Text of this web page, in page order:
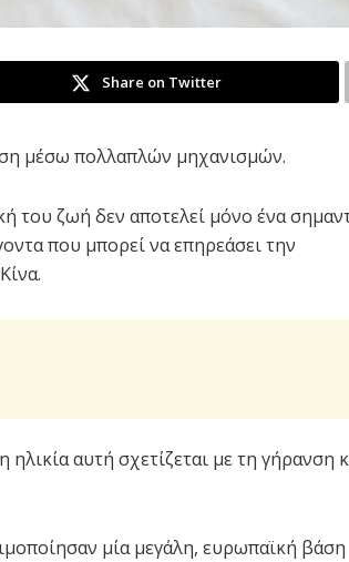
Share on Twitter
μέσω πολλαπλών μηχανισμών.
του ζωή δεν αποτελεί μόνο ένα
που μπορεί να επηρεάσει την
αυτή σχετίζεται με τη γήρανση
μία μεγάλη, ευρωπαϊκή βάση